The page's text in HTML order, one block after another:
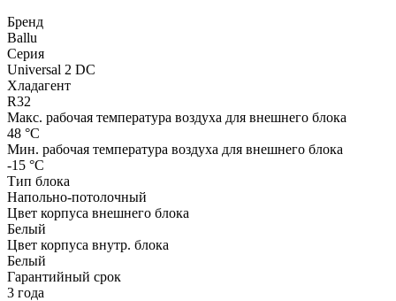
Бренд
Ballu
Серия
Universal 2 DC
Хладагент
R32
Макс. рабочая температура воздуха для внешнего блока
48 °С
Мин. рабочая температура воздуха для внешнего блока
-15 °С
Тип блока
Напольно-потолочный
Цвет корпуса внешнего блока
Белый
Цвет корпуса внутр. блока
Белый
Гарантийный срок
3 года